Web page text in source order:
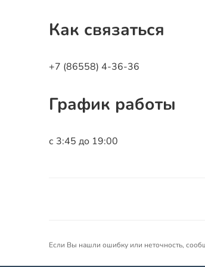
Как связаться
+7 (86558) 4-36-36
График работы
с 3:45 до 19:00
Если Вы нашли ошибку или неточность,